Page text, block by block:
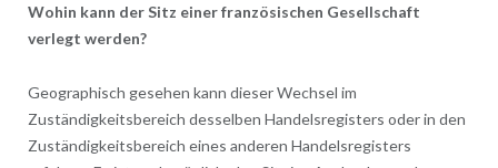
Wohin kann der Sitz einer französischen Gesellschaft
verlegt werden?
Geographisch gesehen kann dieser Wechsel im
Zuständigkeitsbereich desselben Handelsregisters oder in den
Zuständigkeitsbereich eines anderen Handelsregisters